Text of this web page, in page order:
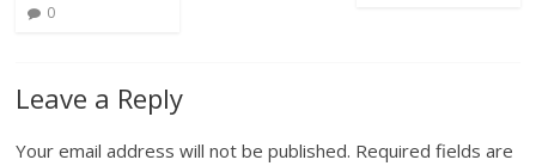
0
Leave a Reply
Your email address will not be published. Required fields are